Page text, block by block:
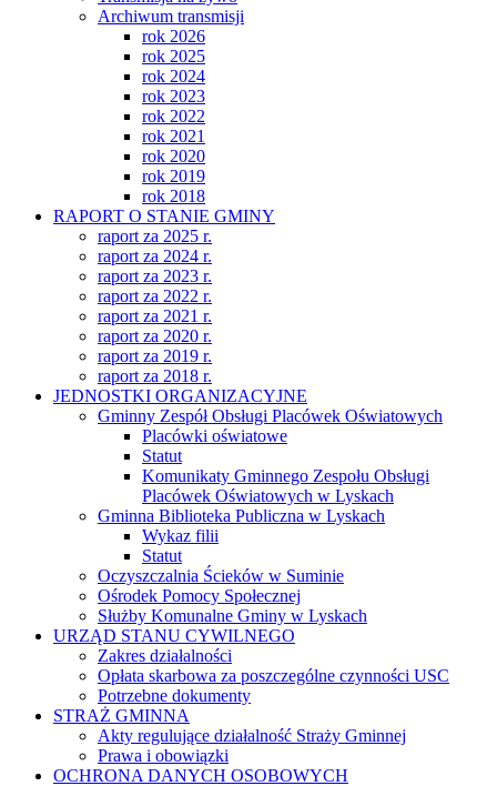
Archiwum transmisji
rok 2026
rok 2025
rok 2024
rok 2023
rok 2022
rok 2021
rok 2020
rok 2019
rok 2018
RAPORT O STANIE GMINY
raport za 2025 r.
raport za 2024 r.
raport za 2023 r.
raport za 2022 r.
raport za 2021 r.
raport za 2020 r.
raport za 2019 r.
raport za 2018 r.
JEDNOSTKI ORGANIZACYJNE
Gminny Zespół Obsługi Placówek Oświatowych
Placówki oświatowe
Statut
Komunikaty Gminnego Zespołu Obsługi
Placówek Oświatowych w Lyskach
Gminna Biblioteka Publiczna w Lyskach
Wykaz filii
Statut
Oczyszczalnia Ścieków w Suminie
Ośrodek Pomocy Społecznej
Służby Komunalne Gminy w Lyskach
URZĄD STANU CYWILNEGO
Zakres działalności
Opłata skarbowa za poszczególne czynności USC
Potrzebne dokumenty
STRAŻ GMINNA
Akty regulujące działalność Straży Gminnej
Prawa i obowiązki
OCHRONA DANYCH OSOBOWYCH